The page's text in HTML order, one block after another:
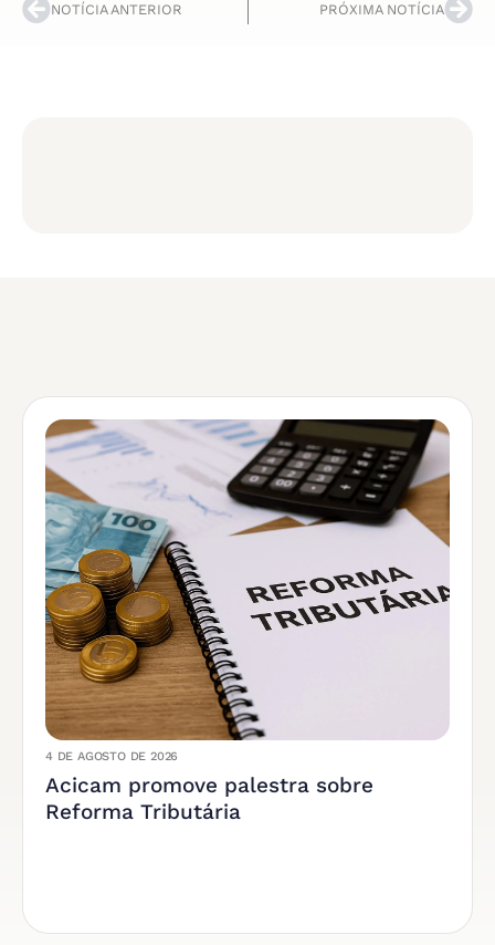
NOTÍCIA ANTERIOR PRÓXIMA NOTÍCIA
4 DE AGOSTO DE 2026
Acicam promove palestra sobre
Reforma Tributária